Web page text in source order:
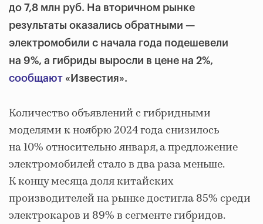
до 7,8 млн руб. На вторичном рынке
результаты оказались обратными —
электромобили с начала года подешевели
на 9%, а гибриды выросли в цене на 2%,
сообщают «Известия».
Количество объявлений с гибридными
моделями к ноябрю 2024 года снизилось
на 10% относительно января, а предложение
электромобилей стало в два раза меньше.
К концу месяца доля китайских
производителей на рынке достигла 85% среди
электрокаров и 89% в сегменте гибридов.